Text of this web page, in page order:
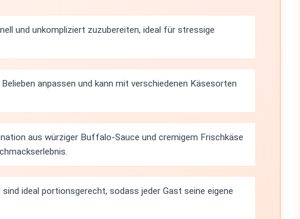
und unkompliziert zuzubereiten, ideal für stressige
anpassen und kann mit verschiedenen Käsesorten
aus würziger Buffalo-Sauce und cremigem Frischkäse
sind ideal portionsgerecht, sodass jeder Gast seine eigene